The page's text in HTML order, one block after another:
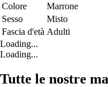
Colore
Marrone
Sesso
Misto
Fascia d'età Adulti
Loading...
Loading...
Tutte le nostre